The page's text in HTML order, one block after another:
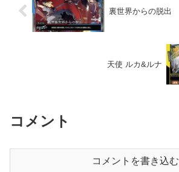
裏世界からの脱出
天使 ルカ&ルナ
コメント
コメントを書き込む